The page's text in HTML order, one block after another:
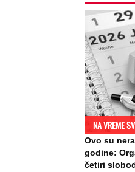
NA VREME
Ovo su
godine:
četiri